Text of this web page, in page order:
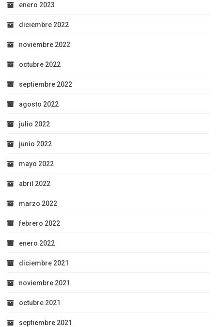
enero 2023
diciembre 2022
noviembre 2022
octubre 2022
septiembre 2022
agosto 2022
julio 2022
junio 2022
mayo 2022
abril 2022
marzo 2022
febrero 2022
enero 2022
diciembre 2021
noviembre 2021
octubre 2021
septiembre 2021